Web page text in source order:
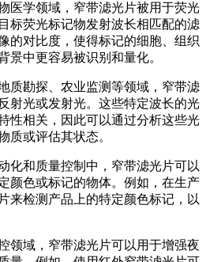
医学领域，窄带滤光片被用于荧光
标荧光标记物发射波长相匹配的滤
的对比度，使得标记的细胞、组织
景中更容易被识别和量化。
质勘探、农业监测等领域，窄带滤
射光或发射光。这些特定波长的光
性相关，因此可以通过分析这些光
质或评估其状态。
化和质量控制中，窄带滤光片可以
颜色或标记的物体。例如，在生产
来检测产品上的特定颜色标记，以
领域，窄带滤光片可以用于增强夜